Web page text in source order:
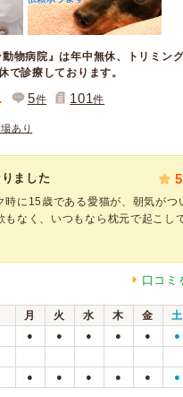
物病院』は年中無休、トリミン
診療しております。
5件 101件
あり
ました
時に15歳である愛猫が、朝気がつ
もなく、いつもなら枕元で起こし
口コミ
月 火 水 木 金 土
● ● ● ● ● ●
● ● ● ● ● ●